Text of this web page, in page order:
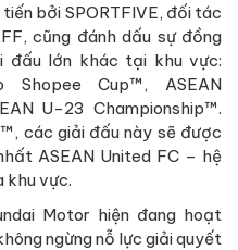
bởi SPORTFIVE, đối tác
cũng đánh dấu sự đồng
đấu lớn khác tại khu vực:
Shopee Cup™, ASEAN
U-23 Championship™.
các giải đấu này sẽ được
ASEAN United FC – hệ
khu vực.
Motor hiện đang hoạt
ngừng nỗ lực giải quyết